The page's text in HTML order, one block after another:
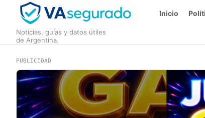
Noticias, guías y datos útiles
de Argentina.
Inicio
PUBLICIDAD